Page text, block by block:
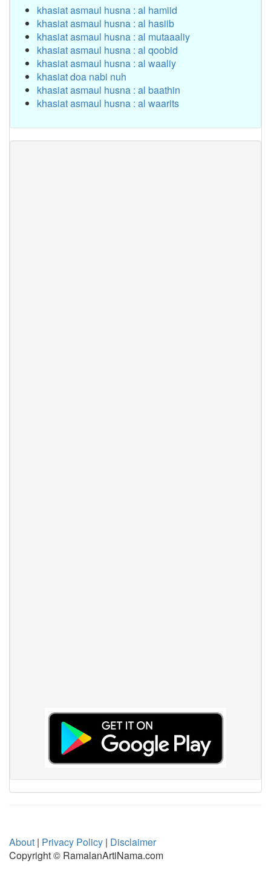
khasiat asmaul husna : al hamiid
khasiat asmaul husna : al hasiib
khasiat asmaul husna : al mutaaaliy
khasiat asmaul husna : al qoobid
khasiat asmaul husna : al waaliy
khasiat doa nabi nuh
khasiat asmaul husna : al baathin
khasiat asmaul husna : al waarits
About | Privacy Policy | Disclaimer
Copyright © RamalanArtiNama.com